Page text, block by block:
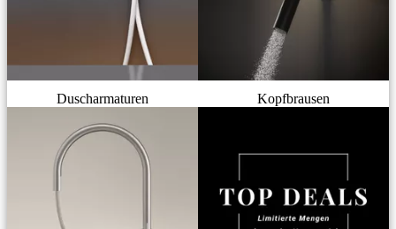
Duscharmaturen Kopfbrausen